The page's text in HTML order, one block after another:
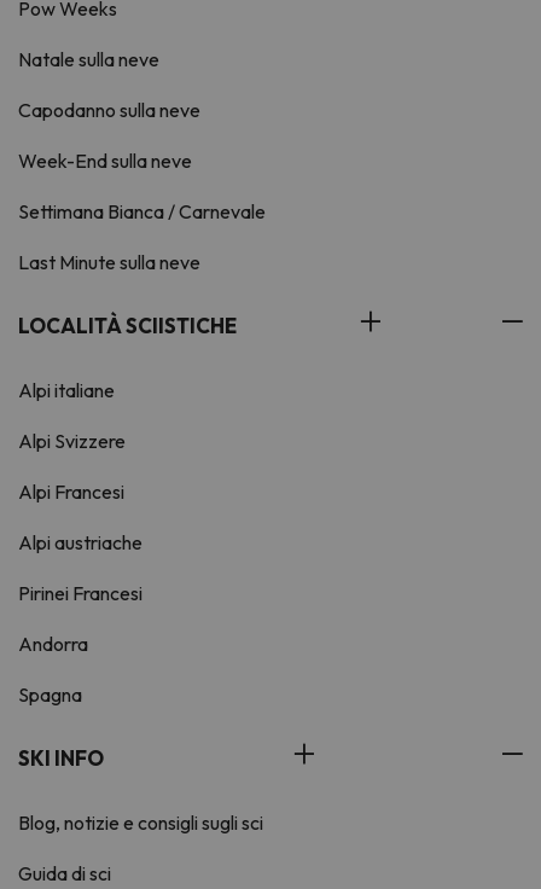
Pow Weeks
Natale sulla neve
Capodanno sulla neve
Week-End sulla neve
Settimana Bianca / Carnevale
Last Minute sulla neve
LOCALITÀ SCIISTICHE
Alpi italiane
Alpi Svizzere
Alpi Francesi
Alpi austriache
Pirinei Francesi
Andorra
Spagna
SKI INFO
Blog, notizie e consigli sugli sci
Guida di sci